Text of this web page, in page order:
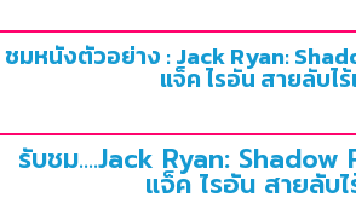
ชมหนังตัวอย่าง : Jack Ryan:
แจ็ค ไรอัน สายลับไร้
รับชม....Jack Ryan:
แจ็ค ไรอัน สายลับไ